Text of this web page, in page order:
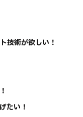
技術が欲しい！
たい！